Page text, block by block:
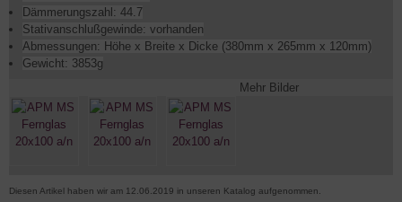
Dämmerungszahl: 44.7
Stativanschlußgewinde: vorhanden
Abmessungen: Höhe x Breite x Dicke (380mm x 265mm x 120mm)
Gewicht: 3853g
Mehr Bilder
Diesen Artikel haben wir am 12.06.2019 in unseren Katalog aufgenommen.